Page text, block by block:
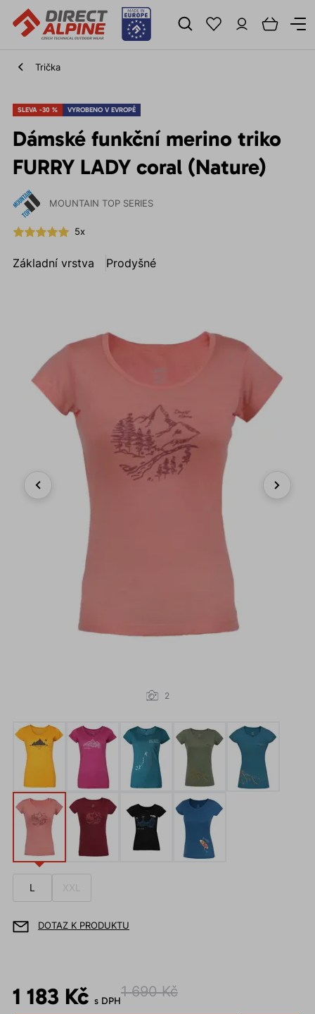
Trička
SLEVA -30 % VYROBENO V EVROPĚ
Dámské funkční merino triko
FURRY LADY coral (Nature)
MOUNTAIN TOP SERIES
5x
Základní vrstva Prodyšné
2
L XXL
DOTAZ K PRODUKTU
1 183 Kč s DPH
1 690 Kč